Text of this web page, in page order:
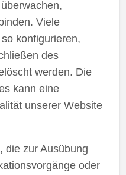
Viele
konfigurieren,
des
werden. Die
kann eine
unserer Website
die zur Ausübung
oder